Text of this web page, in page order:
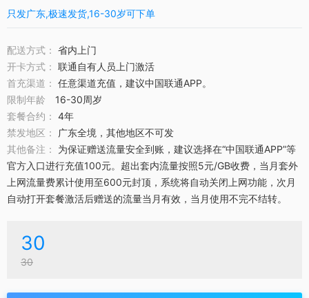
只发广东,极速发货,16-30岁可下单
配送方式： 省内上门
开卡方式： 联通自有人员上门激活
首充渠道： 任意渠道充值，建议中国联通APP。
限制年龄
16-30周岁
套餐合约： 4年
禁发地区：
广东全境，其他地区不可发
其他备注：
为保证赠送流量安全到账，建议选择在“中国联通APP”等
官方入口进行充值100元。超出套内流量按照5元/GB收费，当月套外
上网流量费累计使用至600元封顶，系统将自动关闭上网功能，次月
自动打开套餐激活后赠送的流量当月有效，当月使用不完不结转。
30
30